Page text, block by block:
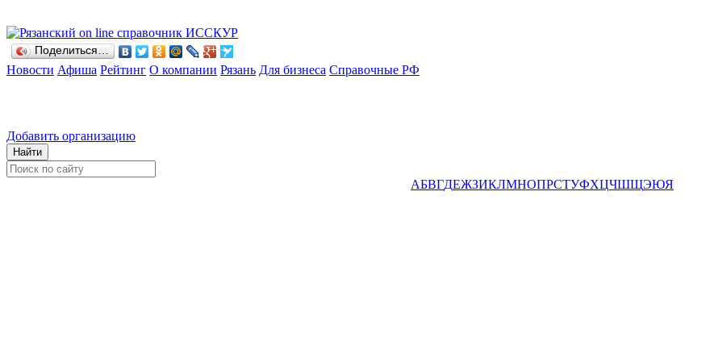
Поделиться…
Новости Афиша Рейтинг О компании Рязань Для бизнеса Справочные РФ
Добавить организацию
АБВГДЕЖЗИКЛМНОПРСТУФХЦЧШЩЭЮЯ